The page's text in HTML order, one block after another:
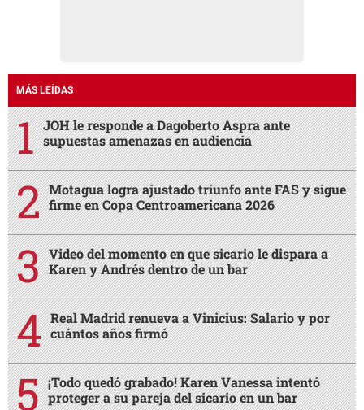
MÁS LEÍDAS
JOH le responde a Dagoberto Aspra ante
supuestas amenazas en audiencia
Motagua logra ajustado triunfo ante FAS y sigue
firme en Copa Centroamericana 2026
Video del momento en que sicario le dispara a
Karen y Andrés dentro de un bar
Real Madrid renueva a Vinicius: Salario y por
cuántos años firmó
¡Todo quedó grabado! Karen Vanessa intentó
proteger a su pareja del sicario en un bar